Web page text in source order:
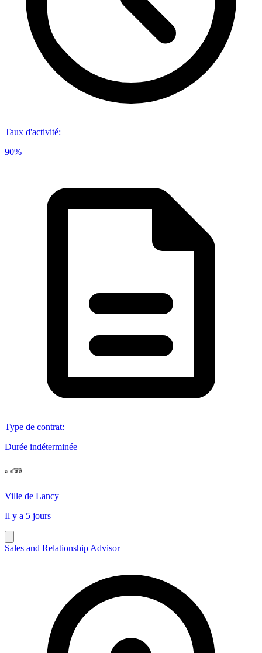
Taux d'activité:
90%
Type de contrat:
Durée indéterminée
Ville de Lancy
Il y a 5 jours
Sales and Relationship Advisor